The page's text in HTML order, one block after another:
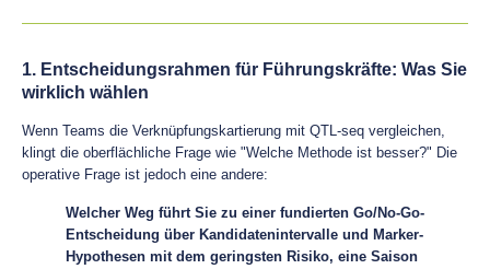
1. Entscheidungsrahmen für Führungskräfte: Was Sie
wirklich wählen
Wenn Teams die Verknüpfungskartierung mit QTL-seq vergleichen,
klingt die oberflächliche Frage wie "Welche Methode ist besser?" Die
operative Frage ist jedoch eine andere:
Welcher Weg führt Sie zu einer fundierten Go/No-Go-
Entscheidung über Kandidatenintervalle und Marker-
Hypothesen mit dem geringsten Risiko, eine Saison